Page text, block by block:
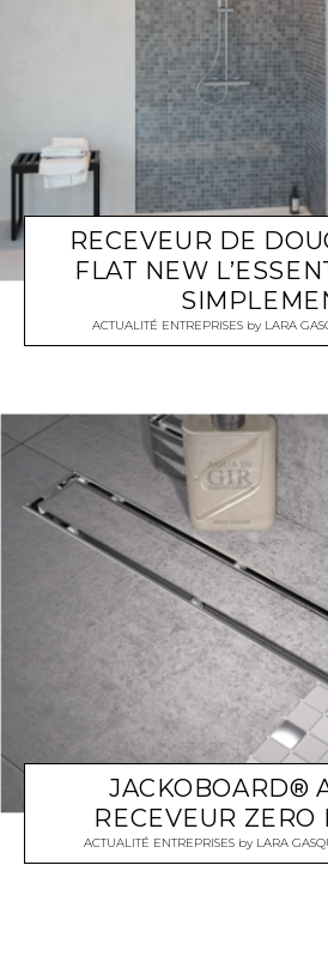
RECEVEUR DE
FLAT NEW
ACTUALITÉ ENTREPRISES by LARA
JACKOBOARD®
RECEVEUR ZERO
ACTUALITÉ ENTREPRISESby LARA